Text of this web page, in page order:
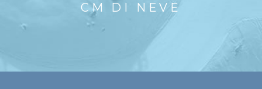
CM DI NEVE